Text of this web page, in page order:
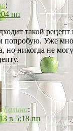
:
пп
такой
попробую. Уже
но никогда не
Галина:
в 5:18 пп